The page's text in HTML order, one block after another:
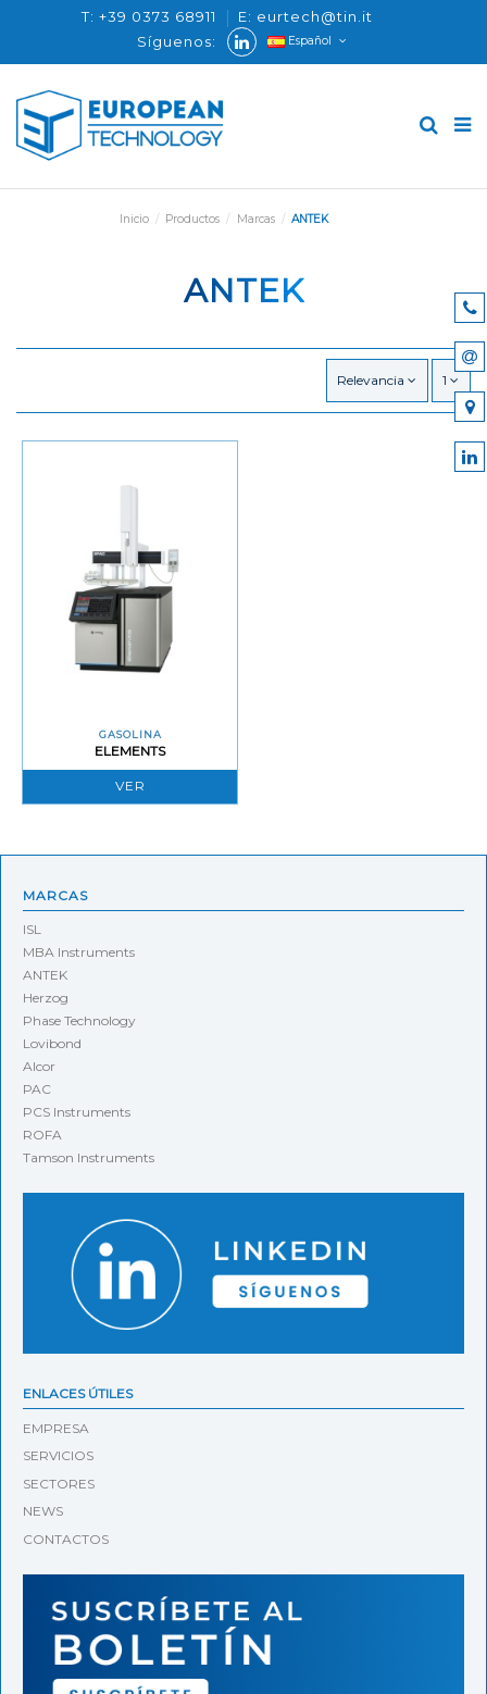
T: +39 0373 68911
E: eurtech@tin.it
Síguenos:
Español
Inicio Productos Marcas ANTEK
ANTEK
Relevancia 1
GASOLINA
ELEMENTS
VER
MARCAS
ISL
MBA Instruments
ANTEK
Herzog
Phase Technology
Lovibond
Alcor
PAC
PCS Instruments
ROFA
Tamson Instruments
ENLACES ÚTILES
EMPRESA
SERVICIOS
SECTORES
NEWS
CONTACTOS